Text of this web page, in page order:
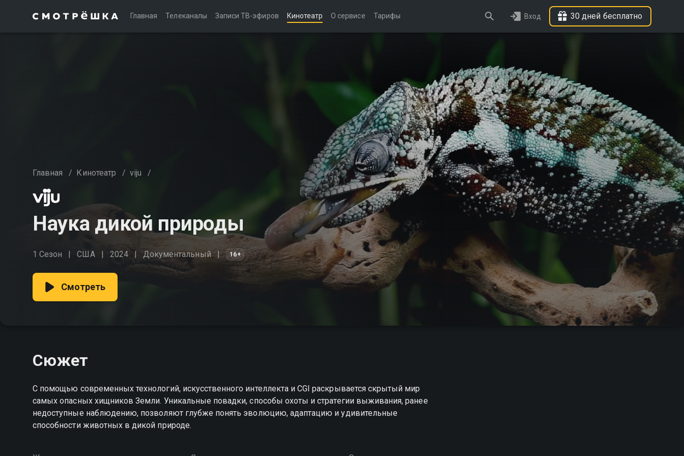
Главная Телеканалы Записи ТВ-эфиров Кинотеатр О сервисе Тарифы Вход 30 дней бесплатно
Главная / Кинотеатр / viju /
Наука дикой природы
1 Сезон США 2024 Документальный 16+
Смотреть
Сюжет
С помощью современных технологий, искусственного интеллекта и CGI раскрывается скрытый мир
самых опасных хищников Земли. Уникальные повадки, способы охоты и стратегии выживания, ранее
недоступные наблюдению, позволяют глубже понять эволюцию, адаптацию и удивительные
способности животных в дикой природе.